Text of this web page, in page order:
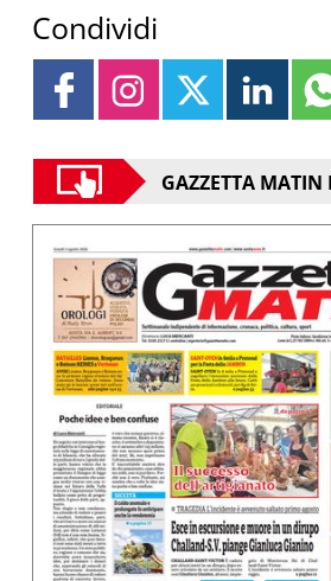
Condividi
GAZZETTA MATIN